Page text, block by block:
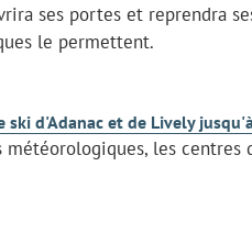
ses portes et reprendra
le permettent.
ski d'Adanac et de Lively
météorologiques, les